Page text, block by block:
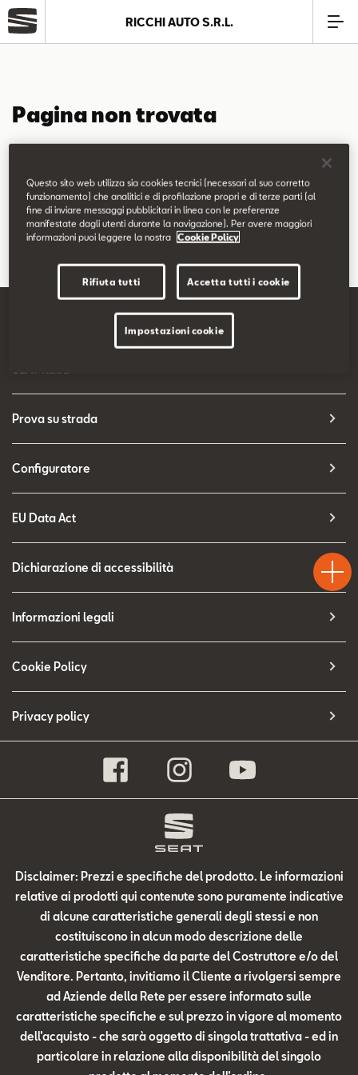
Modelli
Service
Business
SEAT Usato Certificato
Configuratore
RICCHI AUTO S.R.L.
Pagina non trovata
Puoi continuare a esplorare il sito usando il menù di navigazione
qui sopra.
Prova su strada
Configuratore
EU Data Act
Dichiarazione di accessibilità
Informazioni legali
Cookie Policy
Privacy policy
Disclaimer: Prezzi e specifiche del prodotto. Le informazioni
relative ai prodotti qui contenute sono puramente indicative
di alcune caratteristiche generali degli stessi e non
costituiscono in alcun modo descrizione delle
caratteristiche specifiche da parte del Costruttore e/o del
Venditore. Pertanto, invitiamo il Cliente a rivolgersi sempre
ad Aziende della Rete per essere informato sulle
caratteristiche specifiche e sul prezzo in vigore al momento
dell’acquisto - che sarà oggetto di singola trattativa - ed in
particolare in relazione alla disponibilità del singolo
Test
Drive
Chiama
Questo sito web utilizza sia cookies tecnici (necessari al suo corretto
funzionamento) che analitici e di profilazione propri e di terze parti (al
fine di inviare messaggi pubblicitari in linea con le preferenze
manifestate dagli utenti durante la navigazione). Per avere maggiori
informazioni puoi leggere la nostra
Cookie Policy
Rifiuta tutti Accetta tutti i cookie
Impostazioni cookie